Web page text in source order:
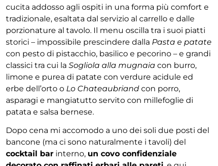
cucita addosso agli ospiti in una forma più comfort e
tradizionale, esaltata dal servizio al carrello e dalle
porzionature al tavolo. Il menu oscilla tra i suoi piatti
storici – impossibile prescindere dalla Pasta e patate
con pesto di pistacchio, basilico e pecorino – e grandi
classici tra cui la Sogliola alla mugnaia con burro,
limone e purea di patate con verdure acidule ed
erbe dell’orto o Lo Chateaubriand con porro,
asparagi e mangiatutto servito con millefoglie di
patata e salsa bernese.
Dopo cena mi accomodo a uno dei soli due posti del
bancone (ma ci sono naturalmente i tavoli) del
cocktail bar interno, un covo confidenziale